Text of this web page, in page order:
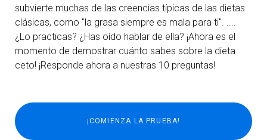
subvierte muchas de las creencias típicas de las dietas
clásicas, como "la grasa siempre es mala para ti". ....
¿Lo practicas? ¿Has oído hablar de ella? ¡Ahora es el
momento de demostrar cuánto sabes sobre la dieta
ceto! ¡Responde ahora a nuestras 10 preguntas!